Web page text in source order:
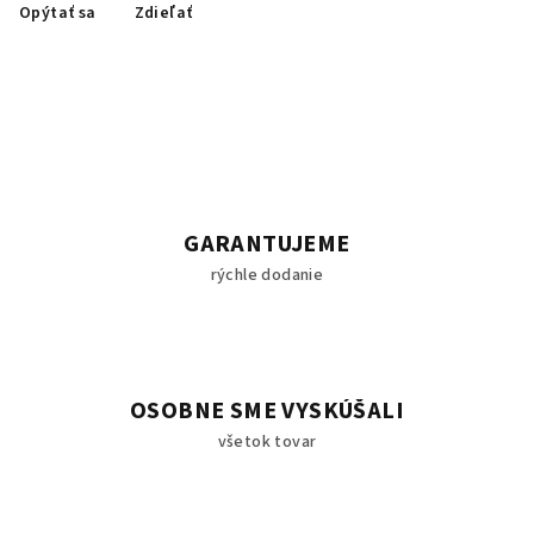
Opýtať sa Zdieľať
GARANTUJEME
rýchle dodanie
OSOBNE SME VYSKÚŠALI
všetok tovar